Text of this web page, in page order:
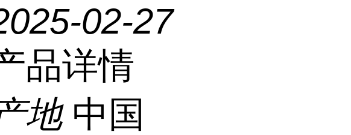
02-27
品详情
地 中国